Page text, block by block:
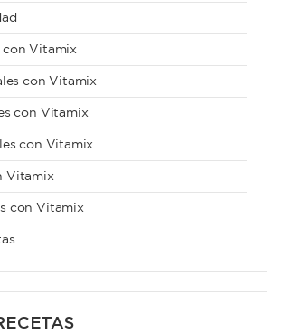
con Vitamix
con Vitamix
con Vitamix
con Vitamix
Vitamix
con Vitamix